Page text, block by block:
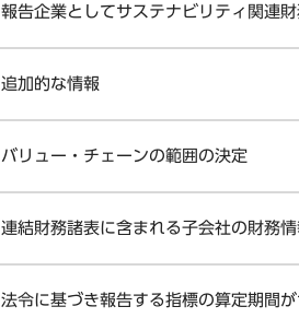
報告企業としてサステナビリティ関連
追加的な情報
バリュー・チェーンの範囲の決定
連結財務諸表に含まれる子会社の財務
法令に基づき報告する指標の算定期間